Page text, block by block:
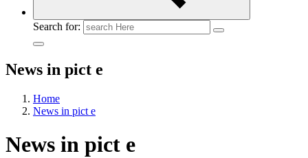
Search for:
News in pict e
Home
News in pict e
News in pict e